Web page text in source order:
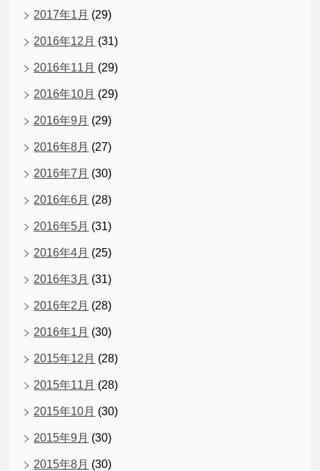
2017年1月 (29)
2016年12月 (31)
2016年11月 (29)
2016年10月 (29)
2016年9月 (29)
2016年8月 (27)
2016年7月 (30)
2016年6月 (28)
2016年5月 (31)
2016年4月 (25)
2016年3月 (31)
2016年2月 (28)
2016年1月 (30)
2015年12月 (28)
2015年11月 (28)
2015年10月 (30)
2015年9月 (30)
2015年8月 (30)